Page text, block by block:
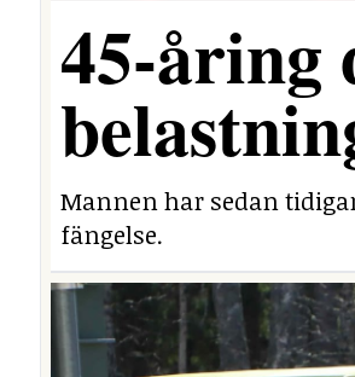
45-åring
Mannen har sedan
fängelse.